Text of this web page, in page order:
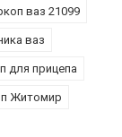
ваз 21099
ваз
для прицепа
Житомир